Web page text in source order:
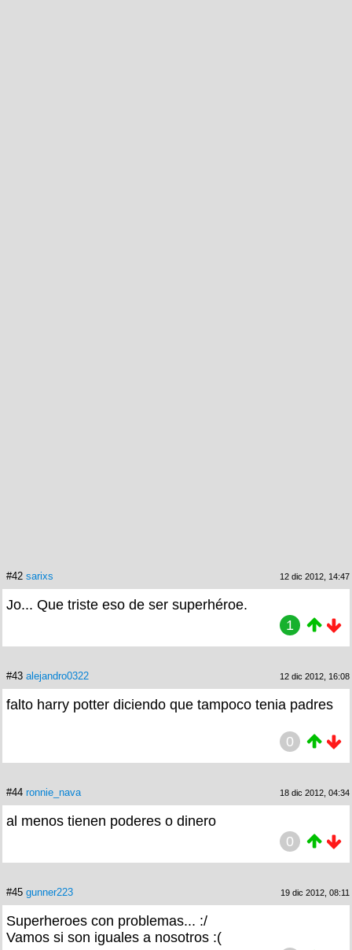
#42 sarixs 12 dic 2012, 14:47
Jo... Que triste eso de ser superhéroe.
1
#43 alejandro0322 12 dic 2012, 16:08
falto harry potter diciendo que tampoco tenia padres
0
#44 ronnie_nava 18 dic 2012, 04:34
al menos tienen poderes o dinero
0
#45 gunner223 19 dic 2012, 08:11
Superheroes con problemas... :/
Vamos si son iguales a nosotros :(